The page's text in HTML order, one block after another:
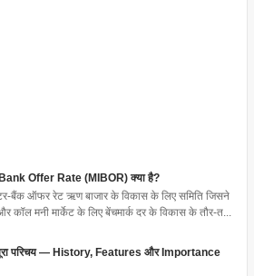
Offer Rate (MIBOR) क्या है?
बैंक ऑफर रेट ऋण बाजार के विकास के लिए समिति जिसने
कॉल मनी मार्केट के लिए बेंचमार्क दर के विकास के तौर-त...
परिचय — History, Features और Importance